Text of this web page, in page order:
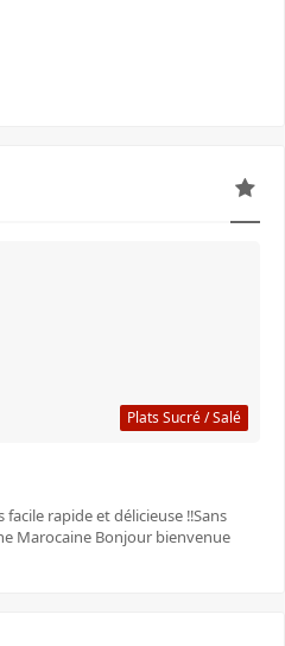
Plats Sucré / Salé
rapide et délicieuse ‼️Sans
Marocaine Bonjour bienvenue